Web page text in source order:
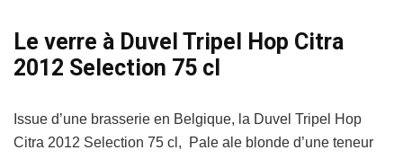
Le verre à Duvel Tripel Hop Citra
2012 Selection 75 cl
Issue d’une brasserie en Belgique, la Duvel Tripel Hop
Citra 2012 Selection 75 cl, Pale ale blonde d’une teneur